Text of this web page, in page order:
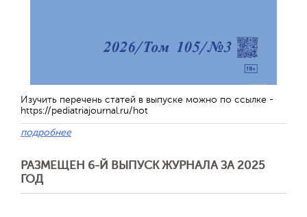
Изучить перечень статей в выпуске можно по ссылке -
https://pediatriajournal.ru/hot
подробнее
РАЗМЕЩЕН 6-Й ВЫПУСК ЖУРНАЛА ЗА 2025
ГОД